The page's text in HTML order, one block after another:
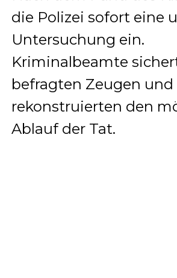
die Polizei sofort eine
Untersuchung ein.
Kriminalbeamte
befragten Zeugen und
rekonstruierten den
Ablauf der Tat.